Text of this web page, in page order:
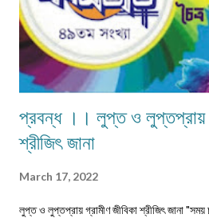
প্রবন্ধ ।। লুপ্ত ও লুপ্তপ্রায়
শ্রীজিৎ জানা
March 17, 2022
লুপ্ত ও লুপ্তপ্রায় গ্রামীণ জীবিকা শ্রীজিৎ জানা "সময়